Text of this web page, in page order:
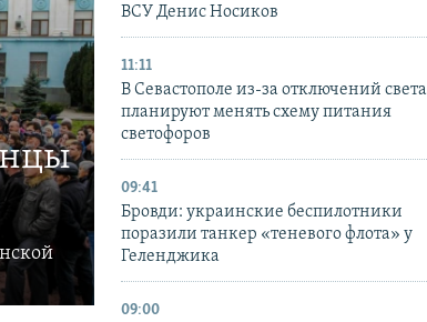
ВСУ Денис Носиков
11:11
В Севастополе из-за отключений света
планируют менять схему питания
светофоров
09:41
Бровди: украинские беспилотники
поразили танкер «теневого флота» у
Геленджика
09:00